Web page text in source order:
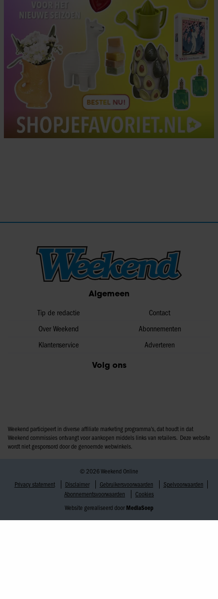
Algemeen
Tip de redactie
Over Weekend
Klantenservice
Contact
Abonnementen
Adverteren
Volg ons
Weekend participeert in diverse affiliate marketing programma’s, dat houdt in dat
Weekend commissies ontvangt voor aankopen middels links van retailers. Deze website
wordt niet gesponsord door de genoemde webwinkels.
© 2026 Weekend Online
Privacy statement
Disclaimer Gebruikersvoorwaarden
Spelvoorwaarden
Abonnementsvoorwaarden
Cookies
Website gerealiseerd door MediaSoep